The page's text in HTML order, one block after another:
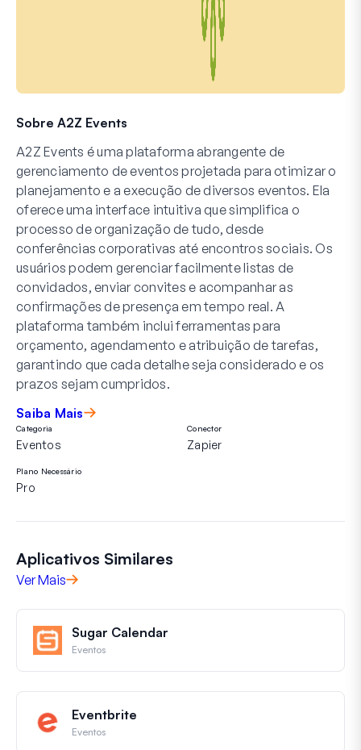
Sobre A2Z Events
A2Z Events é uma plataforma abrangente de
gerenciamento de eventos projetada para otimizar o
planejamento e a execução de diversos eventos. Ela
oferece uma interface intuitiva que simplifica o
processo de organização de tudo, desde
conferências corporativas até encontros sociais. Os
usuários podem gerenciar facilmente listas de
convidados, enviar convites e acompanhar as
confirmações de presença em tempo real. A
plataforma também inclui ferramentas para
orçamento, agendamento e atribuição de tarefas,
garantindo que cada detalhe seja considerado e os
prazos sejam cumpridos.
Saiba Mais
Categoria
Eventos
Conector
Zapier
Plano Necessário
Pro
Aplicativos Similares
Ver Mais
Sugar Calendar
Eventos
Eventbrite
Eventos